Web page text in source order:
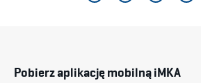
Pobierz aplikację mobilną iMKA